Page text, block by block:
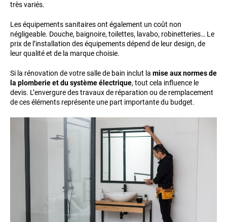
très variés.
Les équipements sanitaires ont également un coût non
négligeable. Douche, baignoire, toilettes, lavabo, robinetteries… Le
prix de l’installation des équipements dépend de leur design, de
leur qualité et de la marque choisie.
Si la rénovation de votre salle de bain inclut la mise aux normes de
la plomberie et du système électrique, tout cela influence le
devis. L’envergure des travaux de réparation ou de remplacement
de ces éléments représente une part importante du budget.